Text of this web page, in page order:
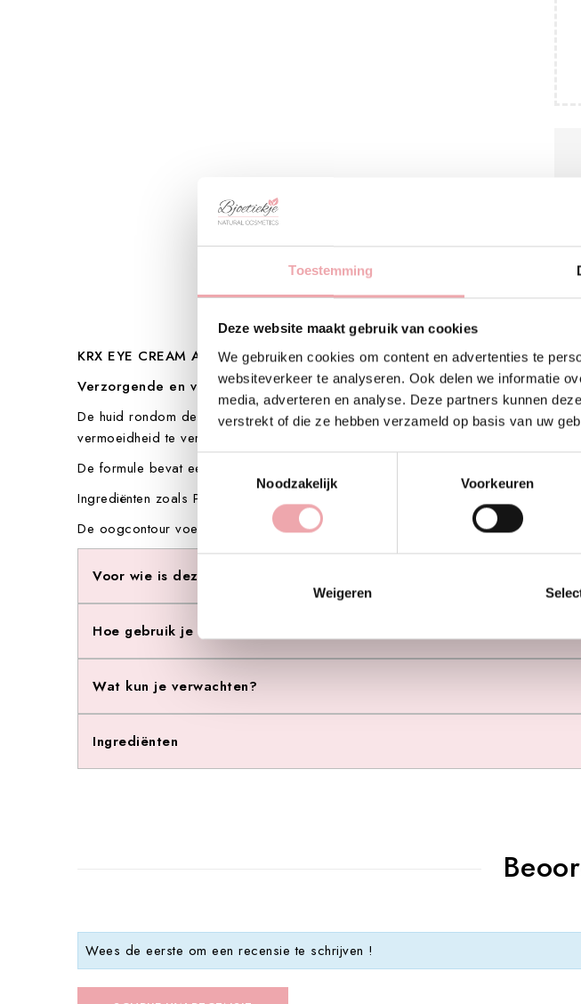
Toestemming
Deze website maakt gebruik van cookies
We gebruiken cookies om content en advertenties te
websiteverkeer te analyseren. Ook delen we informatie
media, adverteren en analyse. Deze partners kunnen
verstrekt of die ze hebben verzameld op basis van uw
Noodzakelijk
Voorkeuren
Weigeren
Beschrijving
KRX EYE CREAM ACTIVE 31 – REVITALIZING
Verzorgende en verstevigende oogcrème voor een frisse uitstraling
De huid rondom de ogen is dun en gevoelig, en heeft daarom gerichte
vermoeidheid te verminderen.
De formule bevat een combinatie van peptiden, collageen en hyaluronzuur die
Ingrediënten zoals Panax ginseng en Lactobacillus ondersteunen de huid en
De oogcontour voelt zacht aan, oogt gladder en krijgt een meer ontspannen
Voor wie is deze oogcrème geschikt?
Hoe gebruik je dit product?
Wat kun je verwachten?
Ingrediënten
Wees de eerste om een recensie te schrijven !